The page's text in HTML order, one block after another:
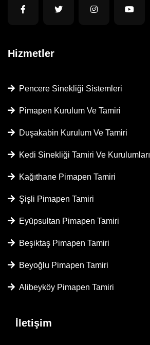
Hizmetler
Pencere Sinekliği Sistemleri
Pimapen Kurulum Ve Tamiri
Duşakabin Kurulum Ve Tamiri
Kedi Sinekliği Tamiri Ve Kurulumları
Kağıthane Pimapen Tamiri
Şişli Pimapen Tamiri
Eyüpsultan Pimapen Tamiri
Beşiktaş Pimapen Tamiri
Beyoğlu Pimapen Tamiri
Alibeyköy Pimapen Tamiri
İletişim